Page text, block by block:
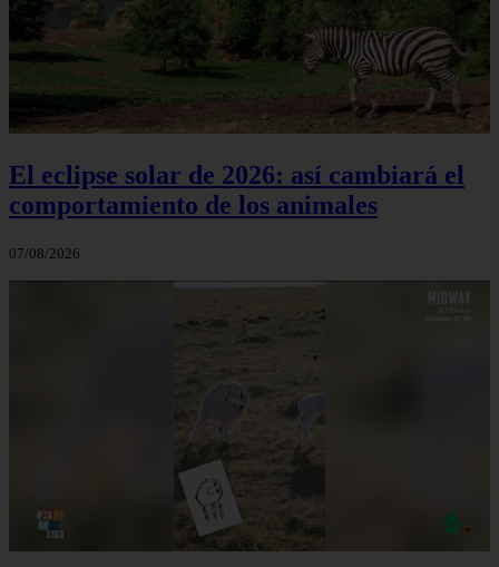
El eclipse solar de 2026: así cambiará el
comportamiento de los animales
07/08/2026